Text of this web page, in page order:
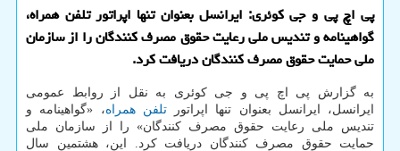
پی اچ پی و جی کوئری: ایرانسل بعنوان تنها اپراتور تلفن همراه،
گواهینامه و تندیس ملی رعایت حقوق مصرف کنندگان را از سازمان
ملی حمایت حقوق مصرف کنندگان دریافت کرد.
به گزارش پی اچ پی و جی کوئری به نقل از روابط عمومی
ایرانسل، ایرانسل بعنوان تنها اپراتورتلفن همراه، «گواهینامه و
تندیس ملی رعایت حقوق مصرف کنندگان» را از سازمان ملی
حمایت حقوق مصرف کنندگان دریافت کرد. این، هشتمین سال